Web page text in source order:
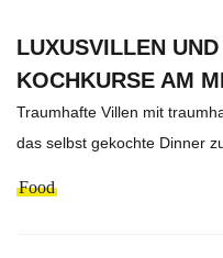
LUXUSVILLEN
KOCHKURSE AM
Traumhafte Villen mit
das selbst gekochte Dinner
Food